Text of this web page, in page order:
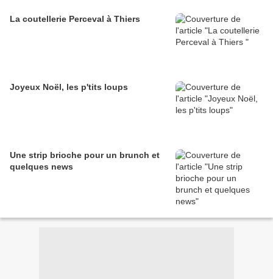
La coutellerie Perceval à Thiers
Joyeux Noël, les p'tits loups
Une strip brioche pour un brunch et
quelques news